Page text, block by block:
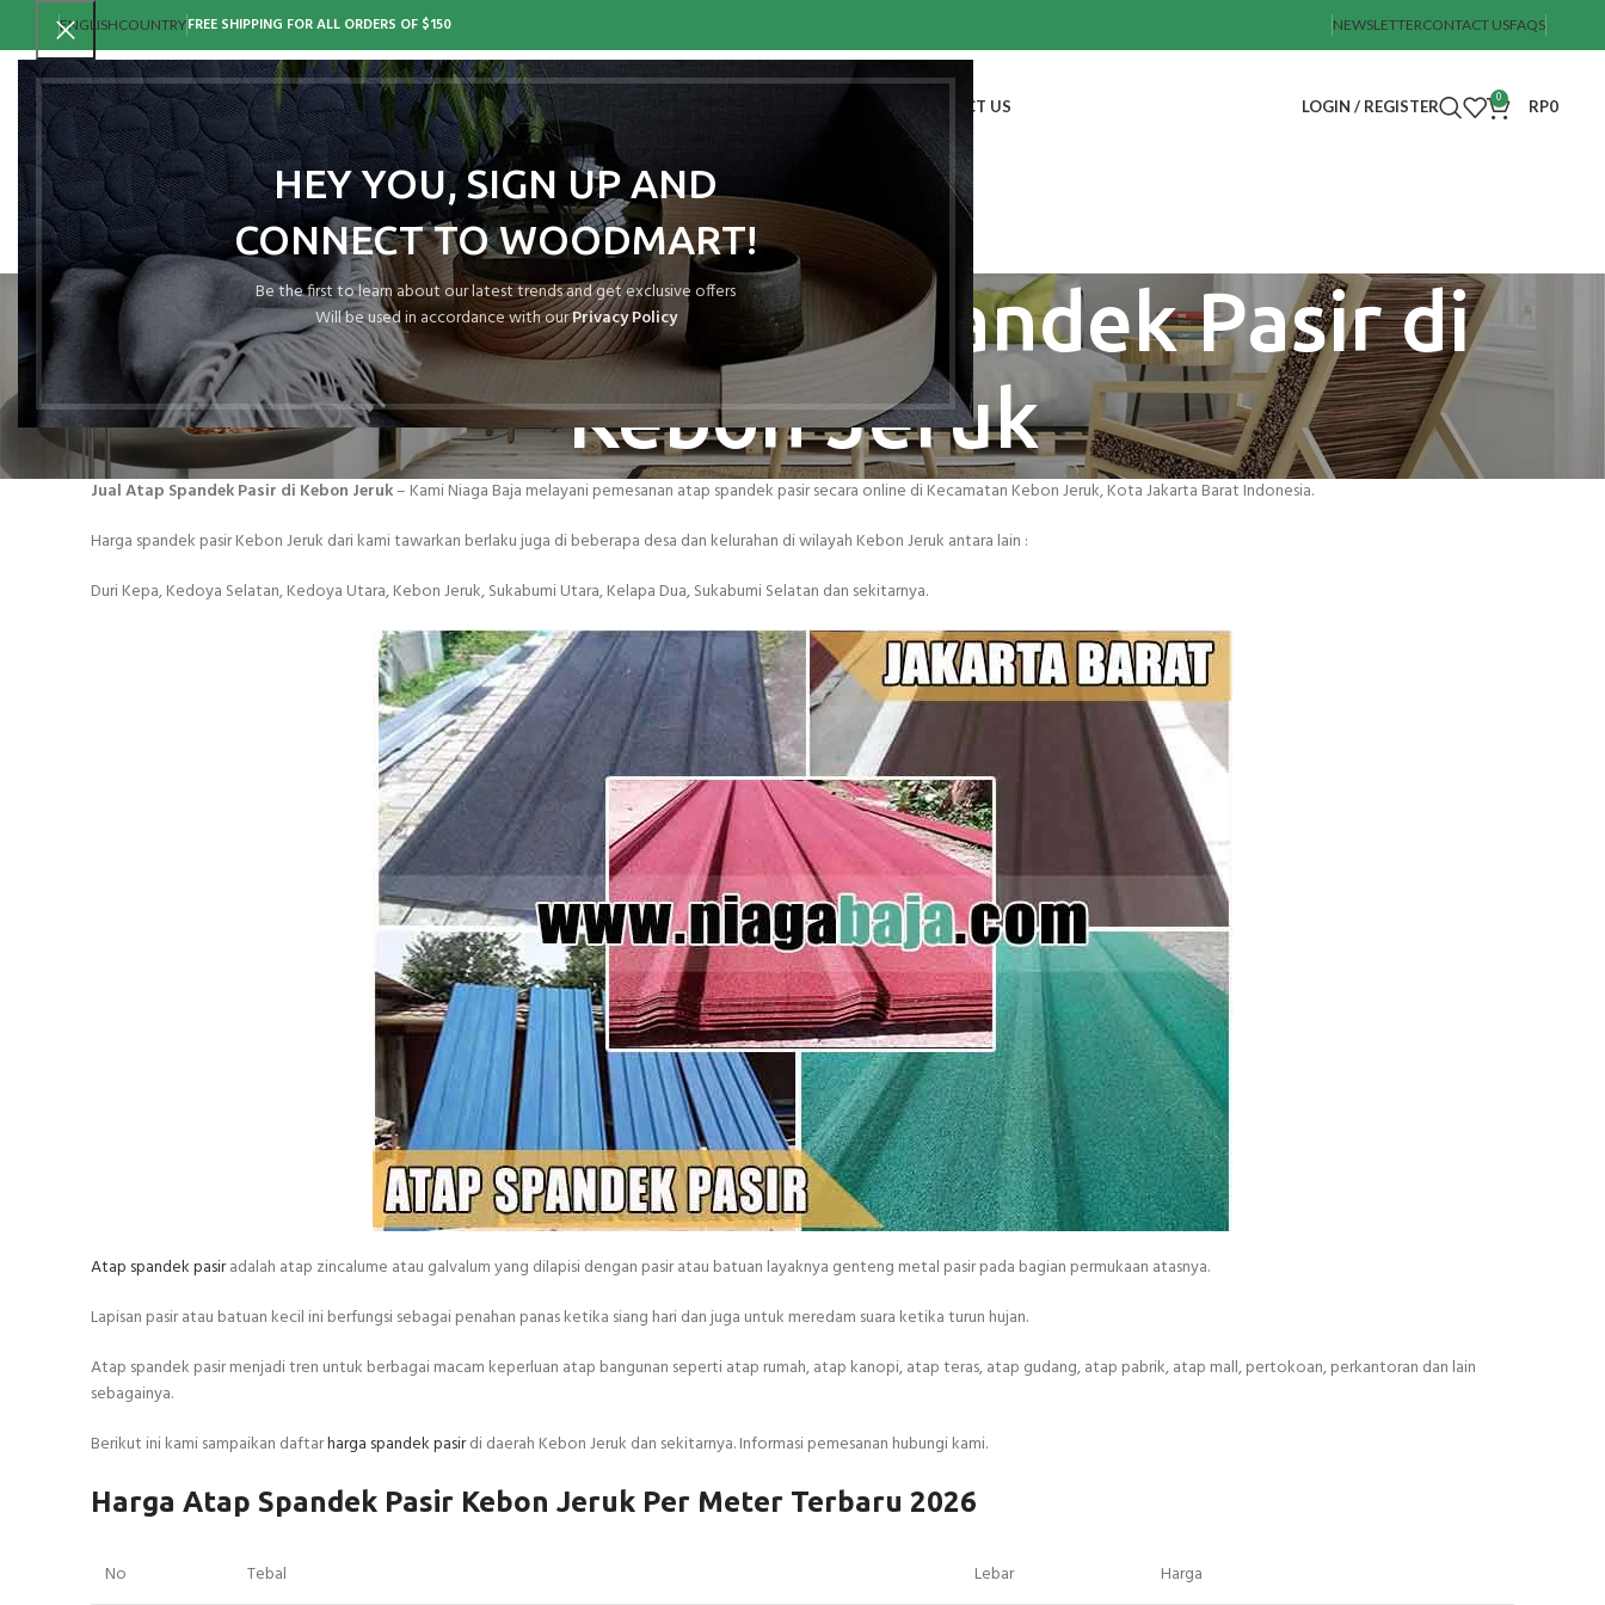
HEY YOU, SIGN UP AND
CONNECT TO WOODMART!
Be the first to learn about our latest trends and get exclusive offers
Will be used in accordance with ourPrivacy Policy
ENGLISHCOUNTRYFREE SHIPPING FOR ALL ORDERS OF $150 NEWSLETTERCONTACT USFAQS
CONTACT US LOGIN / REGISTER 0 RP0
Tag Archives: Atap Spandek Pasir di
Kebon Jeruk
Jual Atap Spandek Pasir di Kebon Jeruk– Kami Niaga Baja melayani pemesanan atap spandek pasir secara online di Kecamatan Kebon Jeruk, Kota Jakarta Barat Indonesia.
Harga spandek pasir Kebon Jeruk dari kami tawarkan berlaku juga di beberapa desa dan kelurahan di wilayah Kebon Jeruk antara lain :
Duri Kepa, Kedoya Selatan, Kedoya Utara, Kebon Jeruk, Sukabumi Utara, Kelapa Dua, Sukabumi Selatan dan sekitarnya.
Atap spandek pasiradalah atap zincalume atau galvalum yang dilapisi dengan pasir atau batuan layaknya genteng metal pasir pada bagian permukaan atasnya.
Lapisan pasir atau batuan kecil ini berfungsi sebagai penahan panas ketika siang hari dan juga untuk meredam suara ketika turun hujan.
Atap spandek pasir menjadi tren untuk berbagai macam keperluan atap bangunan seperti atap rumah, atap kanopi, atap teras, atap gudang, atap pabrik, atap mall, pertokoan, perkantoran dan lain
sebagainya.
Berikut ini kami sampaikan daftarharga spandek pasirdi daerah Kebon Jeruk dan sekitarnya. Informasi pemesanan hubungi kami.
Harga Atap Spandek Pasir Kebon Jeruk Per Meter Terbaru 2026
No Tebal Lebar Harga